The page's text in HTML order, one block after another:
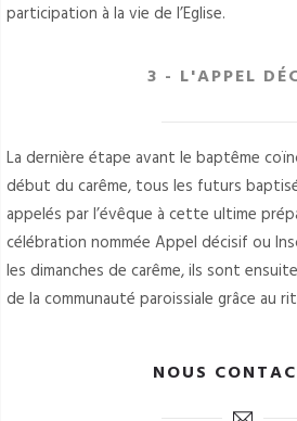
participation à la vie de l’Eglise.
3 - L'APPEL
La dernière étape avant le baptême
début du carême, tous les futurs
appelés par l’évêque à cette ultime
célébration nommée Appel décisif ou
les dimanches de carême, ils sont
de la communauté paroissiale grâce au
NOUS